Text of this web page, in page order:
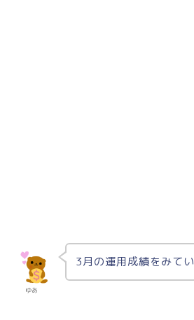
ゆあ
3月の運用成績をみて